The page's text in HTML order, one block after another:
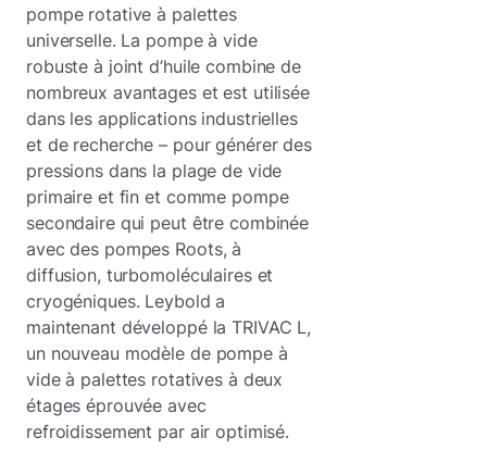
pompe rotative à palettes
universelle. La pompe à vide
robuste à joint d’huile combine de
nombreux avantages et est utilisée
dans les applications industrielles
et de recherche – pour générer des
pressions dans la plage de vide
primaire et fin et comme pompe
secondaire qui peut être combinée
avec des pompes Roots, à
diffusion, turbomoléculaires et
cryogéniques. Leybold a
maintenant développé la TRIVAC L,
un nouveau modèle de pompe à
vide à palettes rotatives à deux
étages éprouvée avec
refroidissement par air optimisé.